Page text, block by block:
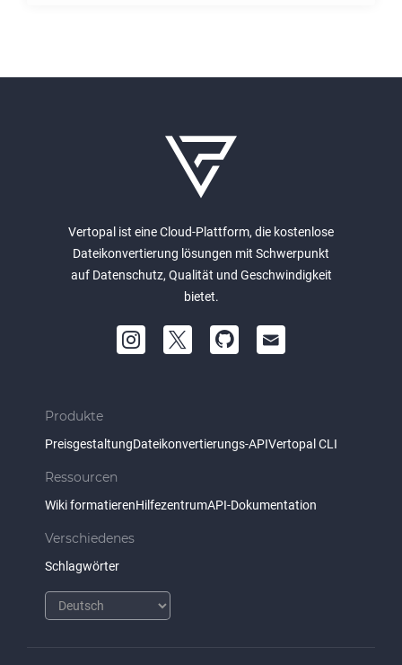
Vertopal ist eine Cloud-Plattform, die kostenlose
Dateikonvertierung lösungen mit Schwerpunkt
auf Datenschutz, Qualität und Geschwindigkeit
bietet.
Produkte
PreisgestaltungDateikonvertierungs-APIVertopal CLI
Ressourcen
Wiki formatierenHilfezentrumAPI-Dokumentation
Verschiedenes
Schlagwörter